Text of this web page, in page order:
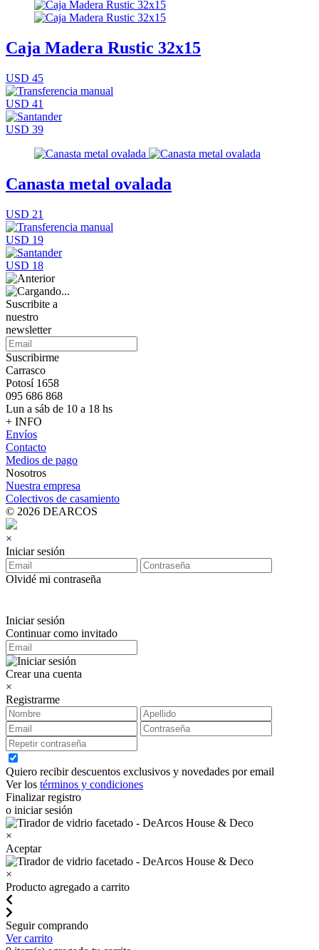
Caja Madera Rustic 32x15
USD 45
USD 41
USD 39
Canasta metal ovalada
USD 21
USD 19
USD 18
Suscribite a
nuestro
newsletter
Suscribirme
Carrasco
Potosí 1658
095 686 868
Lun a sáb de 10 a 18 hs
+ INFO
Envíos
Contacto
Medios de pago
Nosotros
Nuestra empresa
Colectivos de casamiento
© 2026 DEARCOS
×
Iniciar sesión
Olvidé mi contraseña
Iniciar sesión
Continuar como invitado
Crear una cuenta
×
Registrarme
Quiero recibir descuentos exclusivos y novedades por email
Ver los términos y condiciones
Finalizar registro
o iniciar sesión
×
Aceptar
×
Producto agregado a carrito
Seguir comprando
Ver carrito